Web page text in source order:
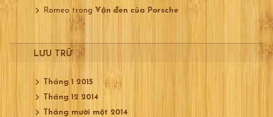
Romeo trong Vận đen của Porsche
LƯU TRỮ
Tháng 1 2015
Tháng 12 2014
Tháng mười một 2014